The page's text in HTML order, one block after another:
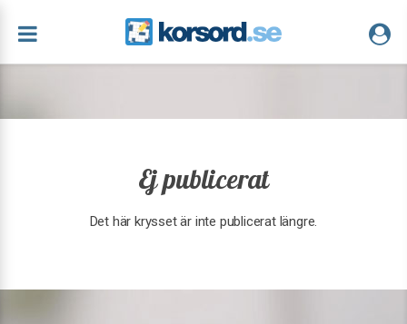
Ej publicerat
Det här krysset är inte publicerat längre.